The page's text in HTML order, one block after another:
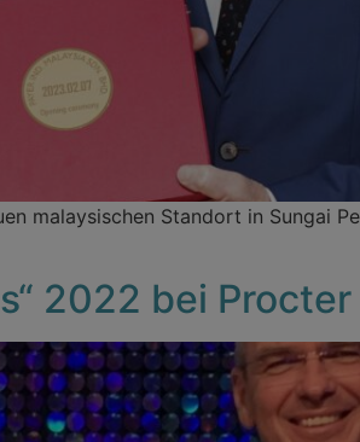
malaysischen Standort in Sungai
2022 bei